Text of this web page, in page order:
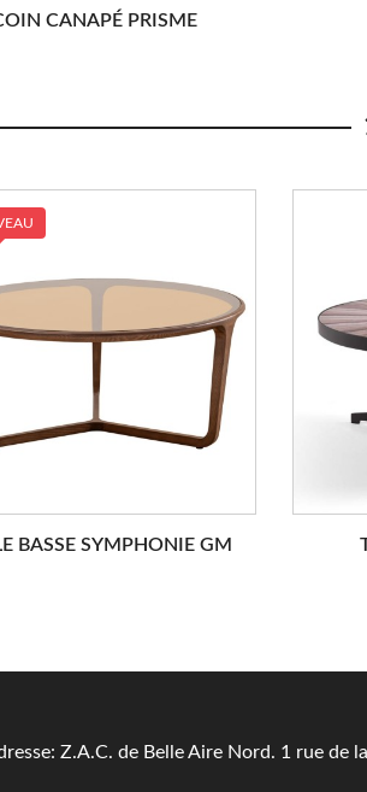
CANAPÉ PRISME
BASSE SYMPHONIE GM
Z.A.C. de Belle Aire Nord. 1 rue de